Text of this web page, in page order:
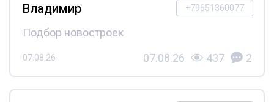
+79651360077
Владимир
Подбор новостроек
07.08.26 07.08.26 437 2